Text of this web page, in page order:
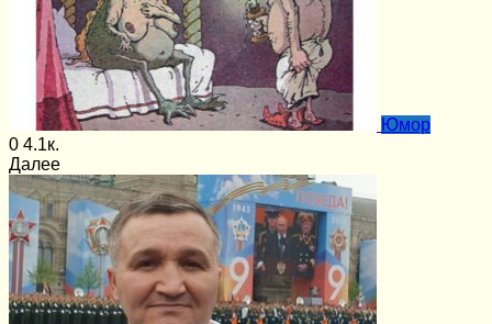
Юмор
0 4.1к.
Далее